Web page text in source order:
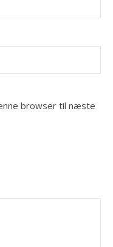
browser til næste